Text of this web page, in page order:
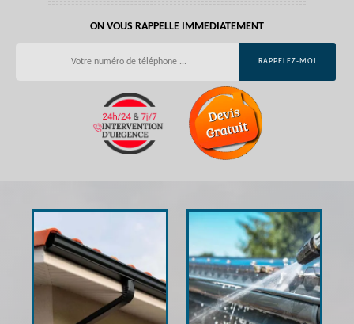
ON VOUS RAPPELLE IMMEDIATEMENT